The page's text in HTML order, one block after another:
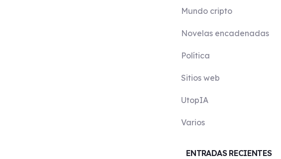
Mundo cripto
Novelas encadenadas
Política
Sitios web
UtopIA
Varios
ENTRADAS RECIENTES